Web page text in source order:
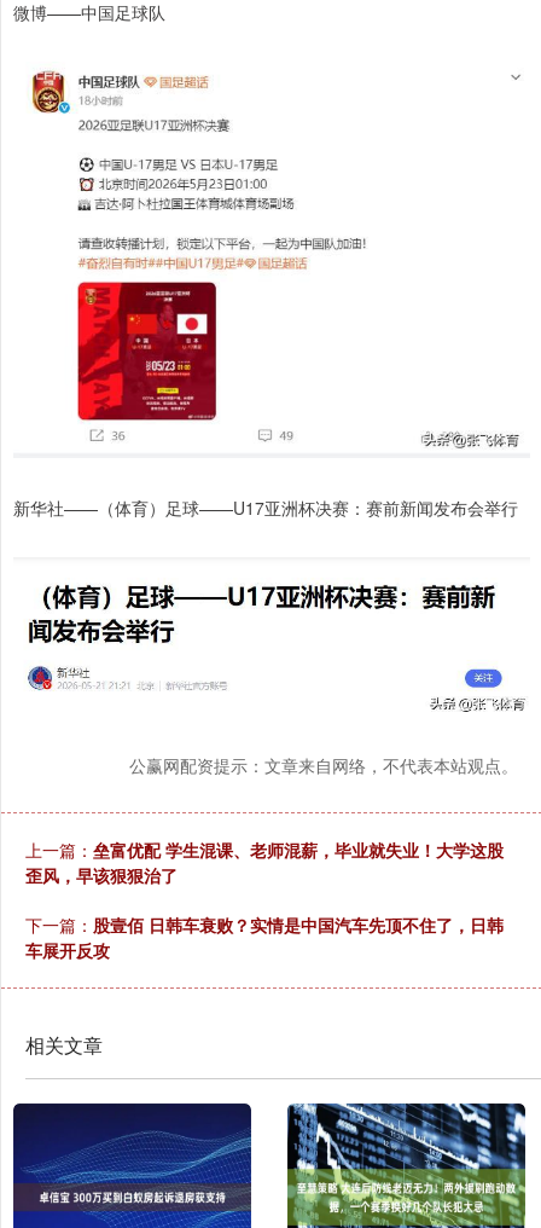
微博——中国足球队
新华社——（体育）足球——U17亚洲杯决赛：赛前新闻发布会举行
公赢网配资提示：文章来自网络，不代表本站观点。
上一篇： 垒富优配 学生混课、老师混薪，毕业就失业！大学这股
歪风，早该狠狠治了
下一篇： 股壹佰 日韩车衰败？实情是中国汽车先顶不住了，日韩
车展开反攻
相关文章